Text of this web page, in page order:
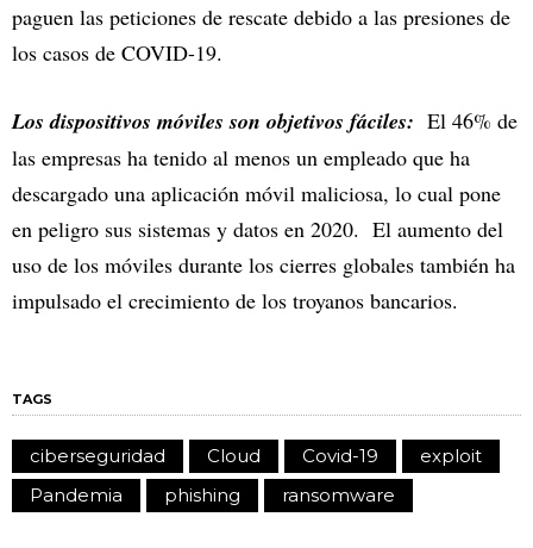
paguen las peticiones de rescate debido a las presiones de
los casos de COVID-19.
Los dispositivos móviles son objetivos fáciles: El 46% de
las empresas ha tenido al menos un empleado que ha
descargado una aplicación móvil maliciosa, lo cual pone
en peligro sus sistemas y datos en 2020. El aumento del
uso de los móviles durante los cierres globales también ha
impulsado el crecimiento de los troyanos bancarios.
TAGS
ciberseguridad Cloud Covid-19
exploit
Pandemia
phishing ransomware